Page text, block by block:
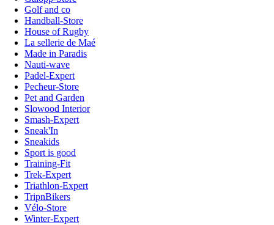
Golf and co
Handball-Store
House of Rugby
La sellerie de Maé
Made in Paradis
Nauti-wave
Padel-Expert
Pecheur-Store
Pet and Garden
Slowood Interior
Smash-Expert
Sneak'In
Sneakids
Sport is good
Training-Fit
Trek-Expert
Triathlon-Expert
TripnBikers
Vélo-Store
Winter-Expert